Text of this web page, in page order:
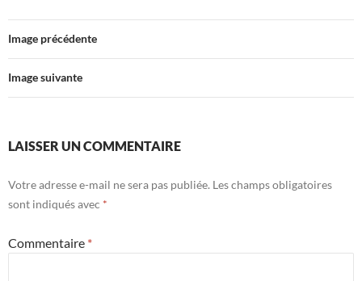
Image précédente
Image suivante
LAISSER UN COMMENTAIRE
Votre adresse e-mail ne sera pas publiée. Les champs obligatoires
sont indiqués avec *
Commentaire *